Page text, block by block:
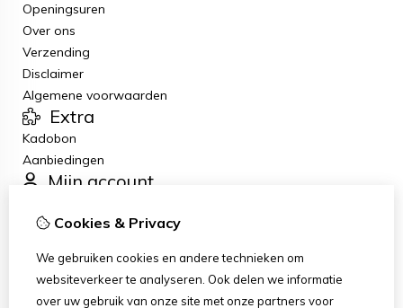
Openingsuren
Over ons
Verzending
Disclaimer
Algemene voorwaarden
Extra
Kadobon
Aanbiedingen
Mijn account
Bestelhistorie
Nieuwsbrief
Klantenservice
Cookies & Privacy
We gebruiken cookies en andere technieken om
websiteverkeer te analyseren. Ook delen we informatie
over uw gebruik van onze site met onze partners voor